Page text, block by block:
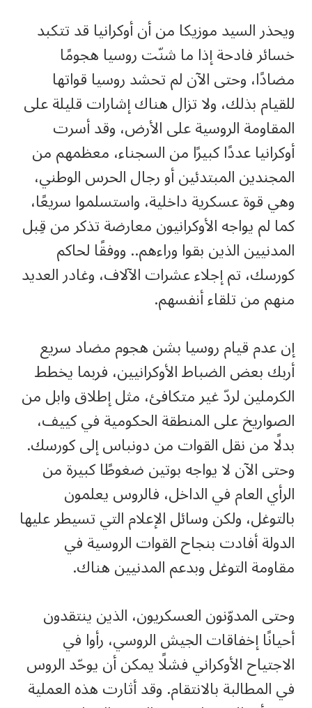
ويحذر السيد موزيكا من أن أوكرانيا قد تتكبد
خسائر فادحة إذا ما شنّت روسيا هجومًا
مضادًا، وحتى الآن لم تحشد روسيا قواتها
للقيام بذلك، ولا تزال هناك إشارات قليلة على
المقاومة الروسية على الأرض، وقد أسرت
أوكرانيا عددًا كبيرًا من السجناء، معظمهم من
المجندين المبتدئين أو رجال الحرس الوطني،
وهي قوة عسكرية داخلية، واستسلموا سريعًا،
كما لم يواجه الأوكرانيون معارضة تذكر من قِبل
المدنيين الذين بقوا وراءهم.. ووفقًا لحاكم
كورسك، تم إجلاء عشرات الآلاف، وغادر العديد
منهم من تلقاء أنفسهم.
‏إن عدم قيام روسيا بشن هجوم مضاد سريع
أربك بعض الضباط الأوكرانيين، فربما يخطط
الكرملين لردّ غير متكافئ، مثل إطلاق وابل من
الصواريخ على المنطقة الحكومية في كييف،
بدلًا من نقل القوات من دونباس إلى كورسك.
وحتى الآن لا يواجه بوتين ضغوطًا كبيرة من
الرأي العام في الداخل، فالروس يعلمون
بالتوغل، ولكن وسائل الإعلام التي تسيطر عليها
الدولة أفادت بنجاح القوات الروسية في
مقاومة التوغل وبدعم المدنيين هناك.
وحتى المدوّنون العسكريون، الذين ينتقدون
أحيانًا إخفاقات الجيش الروسي، رأوا في
الاجتياح الأوكراني فشلًا يمكن أن يوحّد الروس
في المطالبة بالانتقام. وقد أثارت هذه العملية